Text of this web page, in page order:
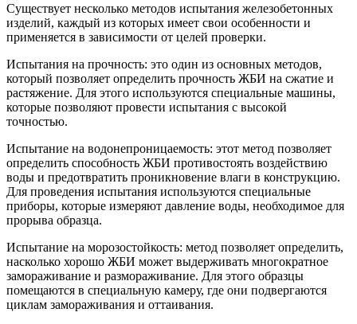
Существует несколько методов испытания железобетонных
изделий, каждый из которых имеет свои особенности и
применяется в зависимости от целей проверки.
Испытания на прочность: это один из основных методов,
который позволяет определить прочность ЖБИ на сжатие и
растяжение. Для этого используются специальные машины,
которые позволяют провести испытания с высокой
точностью.
Испытание на водонепроницаемость: этот метод позволяет
определить способность ЖБИ противостоять воздействию
воды и предотвратить проникновение влаги в конструкцию.
Для проведения испытания используются специальные
приборы, которые измеряют давление воды, необходимое для
прорыва образца.
Испытание на морозостойкость: метод позволяет определить,
насколько хорошо ЖБИ может выдерживать многократное
замораживание и размораживание. Для этого образцы
помещаются в специальную камеру, где они подвергаются
циклам замораживания и оттаивания.